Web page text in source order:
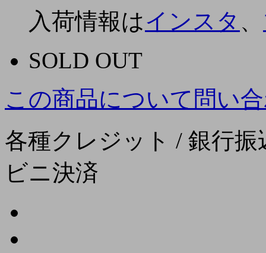
入荷情報はインスタ 、
SOLD OUT
この商品について問い
各種クレジット / 銀行
ビニ決済